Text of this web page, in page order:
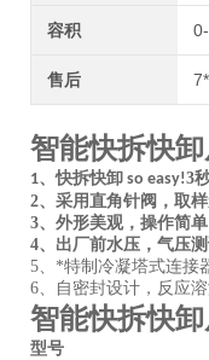
容积
售后
智能快拆快
1、快拆快卸 so easy!3
2、采用直角针阀，取
3、外形美观，操作简
4、出厂前水压，气压
5、*特制冷凝塔式连接
6、自密封设计，反应
智能快拆快
型号